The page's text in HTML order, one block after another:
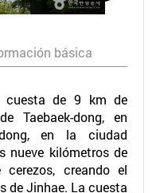
básica
cuesta de 9 km de
Taebaek-dong, en
en la ciudad
nueve kilómetros de
creando el
de Jinhae. La cuesta